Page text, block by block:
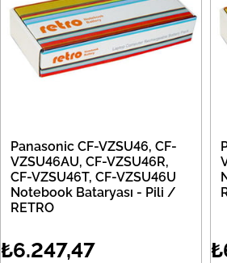
Panasonic CF-VZSU46, CF-
VZSU46AU, CF-VZSU46R,
CF-VZSU46T, CF-VZSU46U
Notebook Bataryası - Pili /
RETRO
₺6.247,47